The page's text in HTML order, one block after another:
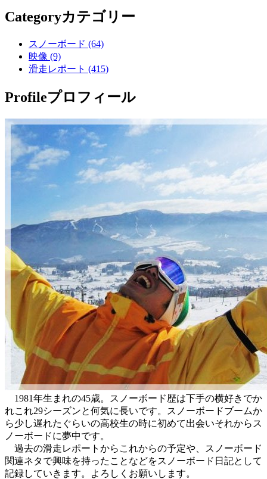
Categoryカテゴリー
スノーボード (64)
映像 (9)
滑走レポート (415)
Profileプロフィール
1981年生まれの45歳。スノーボード歴は下手の横好きでか
れこれ29シーズンと何気に長いです。スノーボードブームか
ら少し遅れたぐらいの高校生の時に初めて出会いそれからス
ノーボードに夢中です。
過去の滑走レポートからこれからの予定や、スノーボード
関連ネタで興味を持ったことなどをスノーボード日記として
記録していきます。よろしくお願いします。